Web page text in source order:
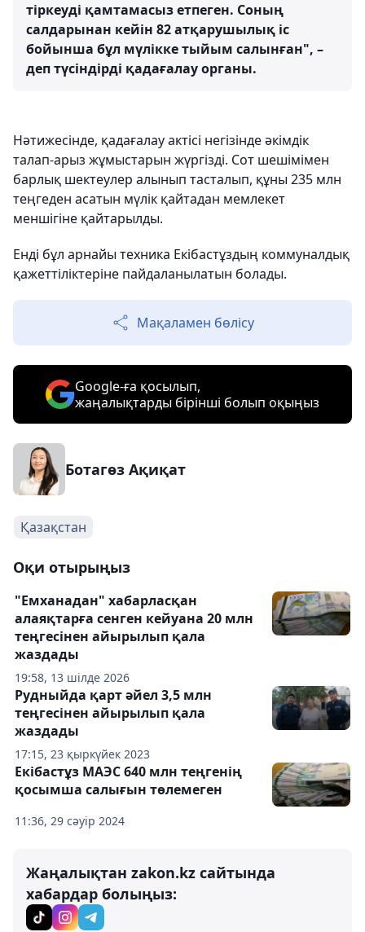
тіркеуді қамтамасыз етпеген. Соның
салдарынан кейін 82 атқарушылық іс
бойынша бұл мүлікке тыйым салынған", –
деп түсіндірді қадағалау органы.
Нәтижесінде, қадағалау актісі негізінде әкімдік
талап-арыз жұмыстарын жүргізді. Сот шешімімен
барлық шектеулер алынып тасталып, құны 235 млн
теңгеден асатын мүлік қайтадан мемлекет
меншігіне қайтарылды.
Енді бұл арнайы техника Екібастұздың коммуналдық
қажеттіліктеріне пайдаланылатын болады.
Мақаламен бөлісу
Google-ға қосылып,
жаңалықтарды бірінші болып оқыңыз
Ботагөз Ақиқат
Қазақстан
Оқи отырыңыз
19:58, 13 шілде 2026
"Емханадан" хабарласқан
алаяқтарға сенген кейуана 20 млн
теңгесінен айырылып қала
жаздады
17:15, 23 қыркүйек 2023
Рудныйда қарт әйел 3,5 млн
теңгесінен айырылып қала
жаздады
11:36, 29 сәуір 2024
Екібастұз МАЭС 640 млн теңгенің
қосымша салығын төлемеген
Жаңалықтан zakon.kz сайтында
хабардар болыңыз: